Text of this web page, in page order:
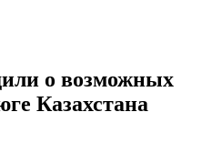
о возможных
Казахстана